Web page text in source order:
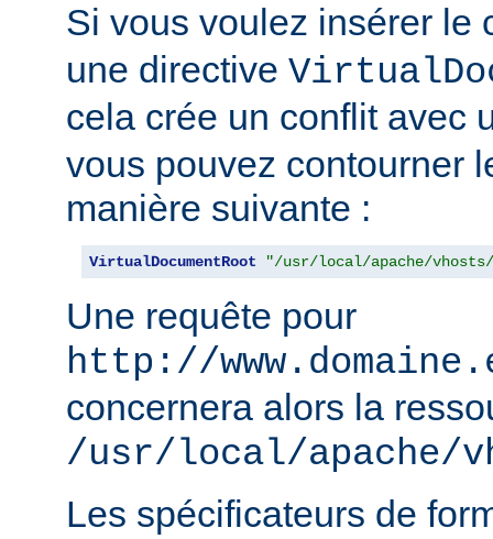
Si vous voulez insérer le
une directive
cela crée un conflit avec
vous pouvez contourner
manière suivante :
VirtualDocumentRoot "/usr/local/apache/vhosts/
Une requête pour
http://
concernera alors la
/usr/local/apache/
Les spécificateurs de